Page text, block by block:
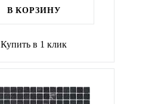
В КОРЗИНУ
Купить в 1 клик